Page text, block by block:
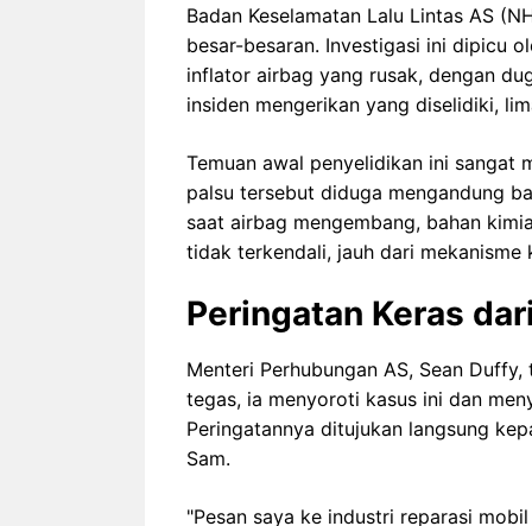
Badan Keselamatan Lalu Lintas AS
besar-besaran. Investigasi ini dipicu
inflator airbag yang rusak, dengan
insiden mengerikan yang diselidiki,
Temuan awal penyelidikan ini sangat
palsu tersebut diduga mengandung
saat airbag mengembang, bahan
tidak terkendali, jauh dari mekanisme
Peringatan Keras
Menteri Perhubungan AS, Sean
tegas, ia menyoroti kasus ini dan
Peringatannya ditujukan langsung
Sam.
"Pesan saya ke industri reparasi